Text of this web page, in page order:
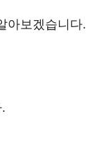
아보겠습니다.